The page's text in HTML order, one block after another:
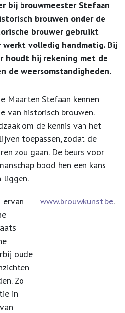
bij brouwmeester Stefaan
brouwen onder de
brouwer gebruikt
werkt volledig handmatig. Bij
houdt hij rekening met de
de weersomstandigheden.
Maarten Stefaan kennen
van historisch brouwen.
om de kennis van het
toepassen, zodat de
zou gaan. De beurs voor
bood hen een kans
liggen.
ervan
oude
Zo
in
www.brouwkunst.be.